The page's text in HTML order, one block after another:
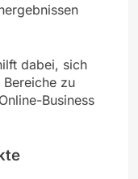
dabei, sich
zu
Business